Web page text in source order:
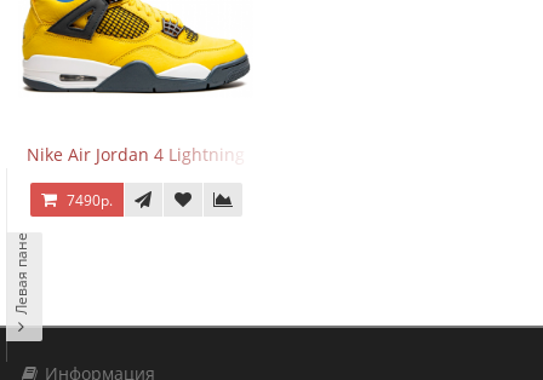
Nike Air Jordan 4 Lightning
7490р.
Информация
Левая панель